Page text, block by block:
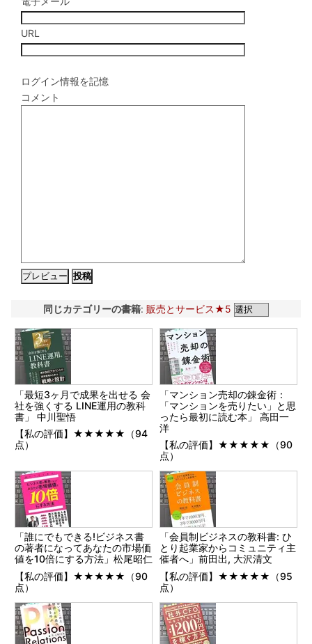
URL
ログイン情報を記憶
コメント
同じカテゴリーの書籍: 販売とサービス★5
「最短3ヶ月で成果を出せる 会
社を強くする LINE運用の教科
書」 中川聖悟
【私の評価】★★★★★（94
点）
「マンション売却の錬金術：
「マンションを売りたい」と思
ったら最初に読む本」 高田一
洋
【私の評価】★★★★★（90
点）
「誰にでもできる!ビジネス書
の著者になってあなたの市場価
値を10倍にする方法」松尾昭仁
【私の評価】★★★★★（90
点）
「会員制ビジネスの教科書: ひ
とり起業家からコミュニティ主
催者へ」前田出, 大沢清文
【私の評価】★★★★★（95
点）